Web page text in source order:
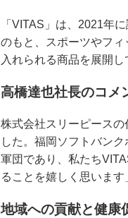
「VITAS」は、2021年
のもと、スポーツやフ
入れられる商品を展開
高橋達也社長のコメ
株式会社スリーピース
した。福岡ソフトバン
軍団であり、私たち
ることを嬉しく思います
地域への貢献と健康